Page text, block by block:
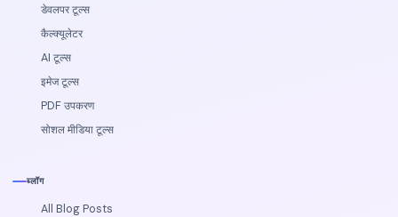
डेवलपर टूल्स
कैल्‍क्‍यूलेटर
AI टूल्स
इमेज टूल्स
PDF उपकरण
सोशल मीडिया टूल्स
ब्लॉग
All Blog Posts